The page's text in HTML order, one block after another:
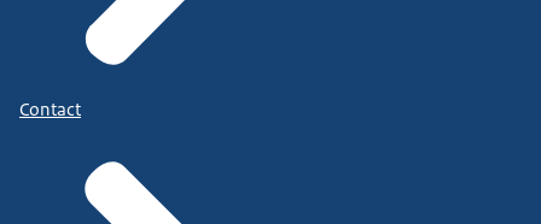
Contact